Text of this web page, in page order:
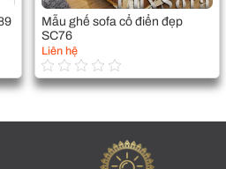
Mẫu ghế sofa cổ điển đẹp
SC76
Liên hệ